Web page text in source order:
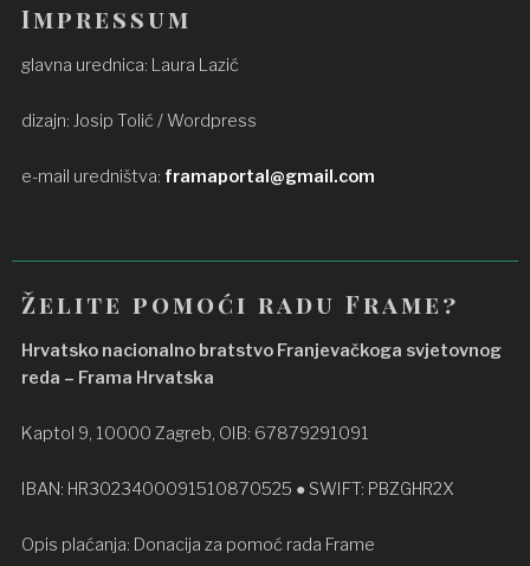
Impressum
glavna urednica: Laura Lazić
dizajn: Josip Tolić / Wordpress
e-mail uredništva: framaportal@gmail.com
Želite pomoći radu Frame?
Hrvatsko nacionalno bratstvo Franjevačkoga svjetovnog
reda – Frama Hrvatska
Kaptol 9, 10000 Zagreb, OIB: 67879291091
IBAN: HR3023400091510870525 ● SWIFT: PBZGHR2X
Opis plaćanja: Donacija za pomoć rada Frame